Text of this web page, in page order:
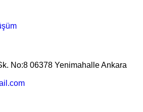
No:8 06378 Yenimahalle Ankara